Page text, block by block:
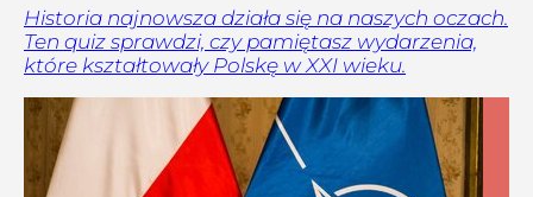
Historia najnowsza działa się na naszych oczach.
Ten quiz sprawdzi, czy pamiętasz wydarzenia,
które kształtowały Polskę w XXI wieku.